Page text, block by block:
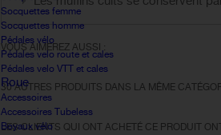
Socquettes femme
Socquettes homme
Pédales vélo
Pédales velo route et cales
Pédales velo VTT et cales
Roue
Accessoires
Accessoires Tubeless
Boyaux vélo
VOUS AIMEREZ AUSSI :
30 AUTRES PRODUITS DANS LA MÊME
LES CLIENTS QUI ONT ACHETÉ CE PRODUIT